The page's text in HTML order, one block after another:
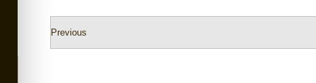
Previous